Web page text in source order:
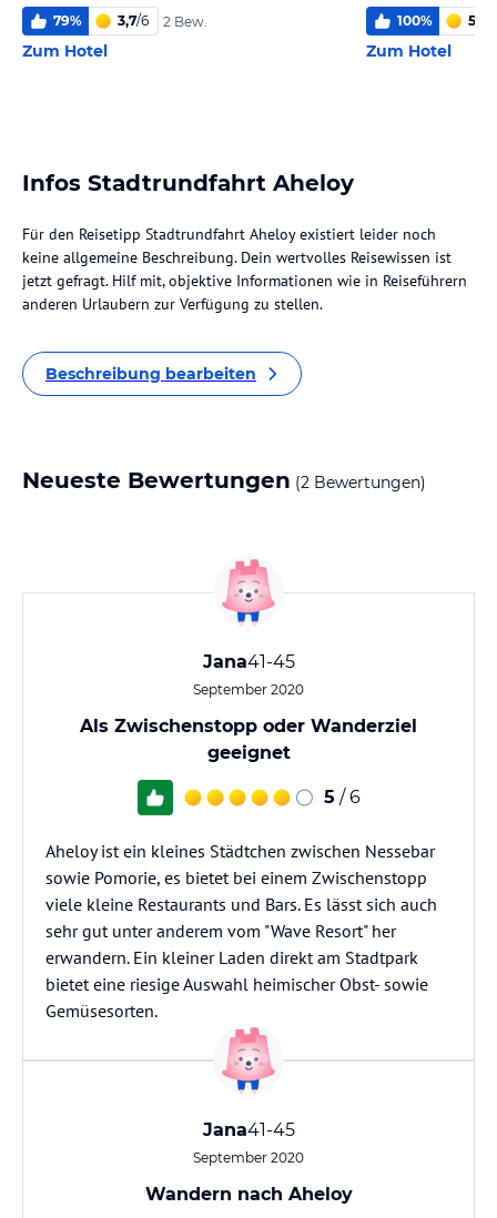
79% 3,7/6 2 Bew.
Zum Hotel
100% 5,0
Zum Hotel
Infos Stadtrundfahrt Aheloy
Für den Reisetipp Stadtrundfahrt Aheloy existiert leider noch
keine allgemeine Beschreibung. Dein wertvolles Reisewissen ist
jetzt gefragt. Hilf mit, objektive Informationen wie in Reiseführern
anderen Urlaubern zur Verfügung zu stellen.
Beschreibung bearbeiten
Neueste Bewertungen (2 Bewertungen)
Jana41-45
September 2020
Als Zwischenstopp oder Wanderziel
geeignet
5 / 6
Aheloy ist ein kleines Städtchen zwischen Nessebar
sowie Pomorie, es bietet bei einem Zwischenstopp
viele kleine Restaurants und Bars. Es lässt sich auch
sehr gut unter anderem vom "Wave Resort" her
erwandern. Ein kleiner Laden direkt am Stadtpark
bietet eine riesige Auswahl heimischer Obst- sowie
Gemüsesorten.
Jana41-45
September 2020
Wandern nach Aheloy